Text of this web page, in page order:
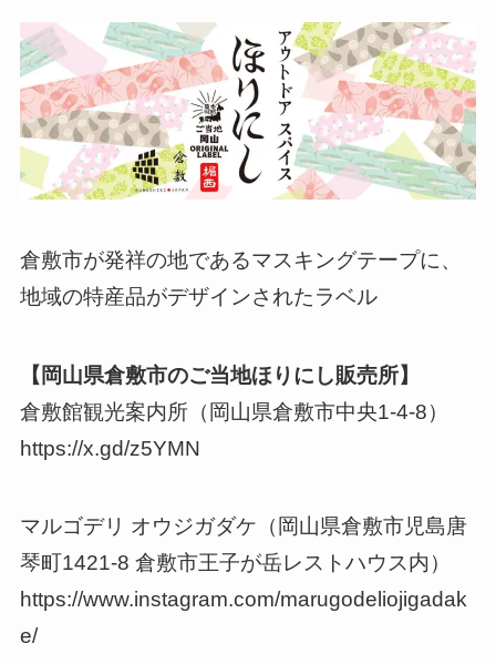
倉敷市が発祥の地であるマスキングテープに、
地域の特産品がデザインされたラベル
【岡山県倉敷市のご当地ほりにし販売所】
倉敷館観光案内所（岡山県倉敷市中央1-4-8）
https://x.gd/z5YMN
マルゴデリ オウジガダケ（岡山県倉敷市児島唐
琴町1421-8 倉敷市王子が岳レストハウス内）
https://www.instagram.com/marugodeliojigadak
e/